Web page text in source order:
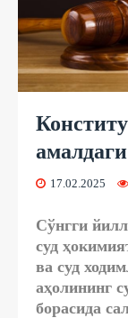
17.02.2025
Сўнгги
суд
ва суд
аҳолининг
борасида